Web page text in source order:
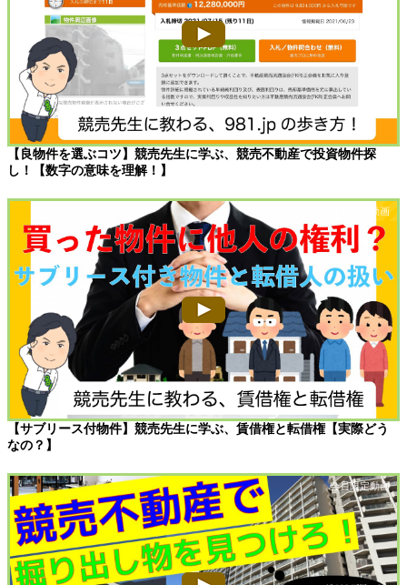
【良物件を選ぶコツ】競売先生に学ぶ、競売不動産で投資物件探
し！【数字の意味を理解！】
【サブリース付物件】競売先生に学ぶ、賃借権と転借権【実際どう
なの？】